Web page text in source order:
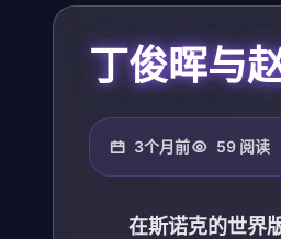
丁俊晖与
3个月前 59 阅读
在斯诺克的世界